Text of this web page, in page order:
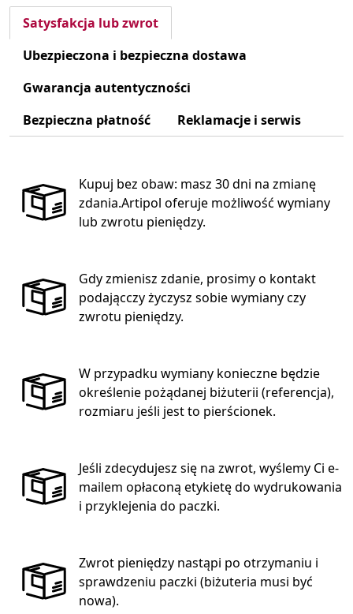
Satysfakcja lub zwrot
Ubezpieczona i bezpieczna dostawa
Gwarancja autentyczności
Bezpieczna płatność
Reklamacje i serwis
Kupuj bez obaw: masz 30 dni na zmianę
zdania.Artipol oferuje możliwość wymiany
lub zwrotu pieniędzy.
Gdy zmienisz zdanie, prosimy o kontakt
podającczy życzysz sobie wymiany czy
zwrotu pieniędzy.
W przypadku wymiany konieczne będzie
określenie pożądanej biżuterii (referencja),
rozmiaru jeśli jest to pierścionek.
Jeśli zdecydujesz się na zwrot, wyślemy Ci e-
mailem opłaconą etykietę do wydrukowania
i przyklejenia do paczki.
Zwrot pieniędzy nastąpi po otrzymaniu i
sprawdzeniu paczki (biżuteria musi być
nowa).